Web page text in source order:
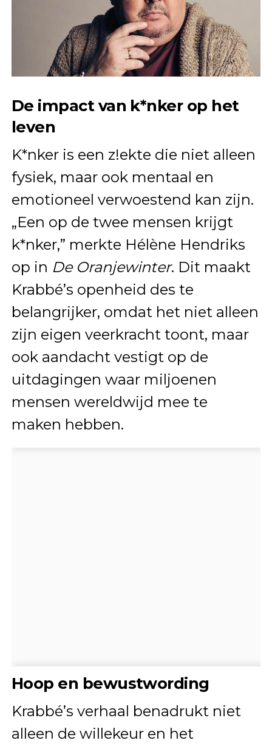
De impact van k*nker op het
leven
K*nker is een z!ekte die niet alleen
fysiek, maar ook mentaal en
emotioneel verwoestend kan zijn.
„Een op de twee mensen krijgt
k*nker,” merkte Hélène Hendriks
op in De Oranjewinter. Dit maakt
Krabbé’s openheid des te
belangrijker, omdat het niet alleen
zijn eigen veerkracht toont, maar
ook aandacht vestigt op de
uitdagingen waar miljoenen
mensen wereldwijd mee te
maken hebben.
Hoop en bewustwording
Krabbé’s verhaal benadrukt niet
alleen de willekeur en het